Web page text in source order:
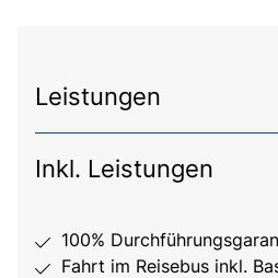
Leistungen
Inkl. Leistungen
100%
Fahrt im Reisebus inkl.